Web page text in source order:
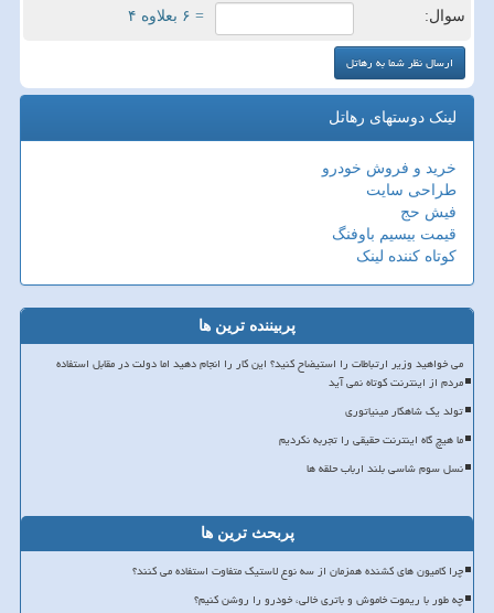
سوال: = ۶ بعلاوه ۴
لینک دوستهای رهاتل
خرید و فروش خودرو
طراحی سایت
فیش حج
قیمت بیسیم باوفنگ
کوتاه کننده لینک
پربیننده ترین ها
می خواهید وزیر ارتباطات را استیضاح کنید؟ این کار را انجام دهید اما دولت در مقابل استفاده
مردم از اینترنت کوتاه نمی آید
تولد یک شاهکار مینیاتوری
ما هیچ گاه اینترنت حقیقی را تجربه نکردیم
نسل سوم شاسی بلند ارباب حلقه ها
پربحث ترین ها
چرا کامیون های کشنده همزمان از سه نوع لاستیک متفاوت استفاده می کنند؟
چه طور با ریموت خاموش و باتری خالی، خودرو را روشن کنیم؟